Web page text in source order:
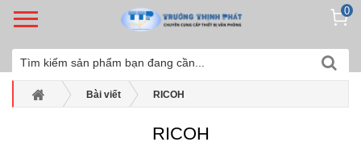
0
Bài viết RICOH
RICOH